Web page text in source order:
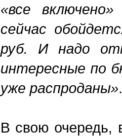
«все
сейчас
руб. И надо
интересные по
уже распроданы».
В свою очередь,